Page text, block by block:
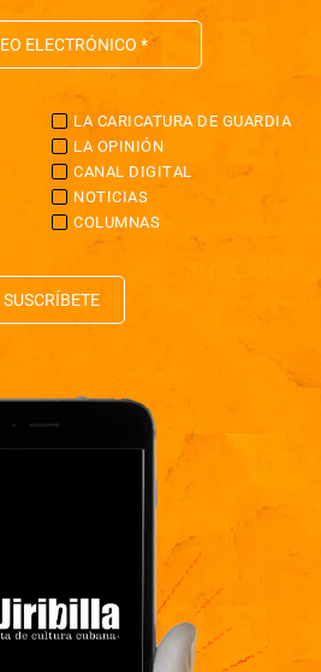
LA CARICATURA DE GUARDIA
LA OPINIÓN
CANAL DIGITAL
NOTICIAS
COLUMNAS
SUSCRÍBETE